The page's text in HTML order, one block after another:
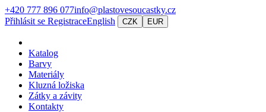
+420 777 896 077info@plastovesoucastky.cz
Přihlásit se RegistraceEnglish CZK EUR
Katalog
Barvy
Materiály
Kluzná ložiska
Zátky a závity
Kontakty